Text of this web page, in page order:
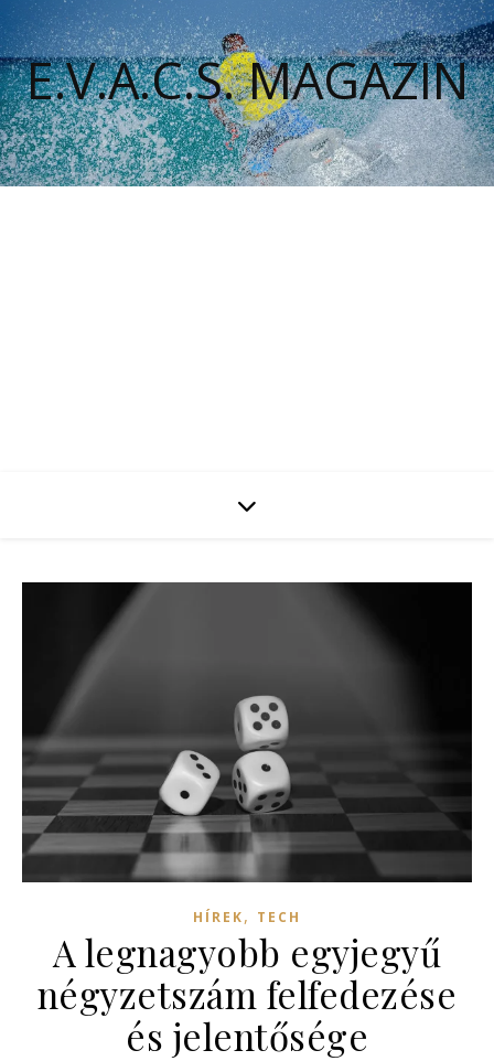
E.V.A.C.S. MAGAZIN
HÍREK, TECH
A legnagyobb egyjegyű
négyzetszám felfedezése
és jelentősége